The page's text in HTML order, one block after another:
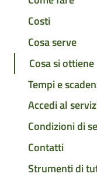
Costi
Cosa serve
Cosa si ottiene
Tempi e
Accedi al
Condizioni di
Contatti
Strumenti di